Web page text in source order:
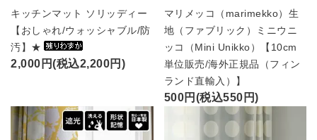
キッチンマット ソリッディー
【おしゃれ/ウォッシャブル/防
汚】★
2,000円(税込2,200円)
マリメッコ（marimekko）生
地（ファブリック）ミニウニ
ッコ（Mini Unikko）【10cm
単位販売/海外正規品（フィン
ランド直輸入）】
500円(税込550円)